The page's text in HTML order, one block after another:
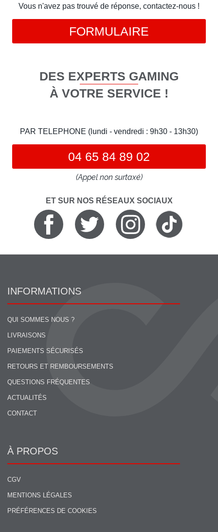
Vous n'avez pas trouvé de réponse, contactez-nous !
FORMULAIRE
DES EXPERTS GAMING
À VOTRE SERVICE !
PAR TELEPHONE (lundi - vendredi : 9h30 - 13h30)
04 65 84 89 02
(Appel non surtaxé)
ET SUR NOS RÉSEAUX SOCIAUX
INFORMATIONS
QUI SOMMES NOUS ?
LIVRAISONS
PAIEMENTS SÉCURISÉS
RETOURS ET REMBOURSEMENTS
QUESTIONS FRÉQUENTES
ACTUALITÉS
CONTACT
À PROPOS
CGV
MENTIONS LÉGALES
PRÉFÉRENCES DE COOKIES